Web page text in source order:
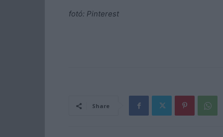
fotó: Pinterest
Share